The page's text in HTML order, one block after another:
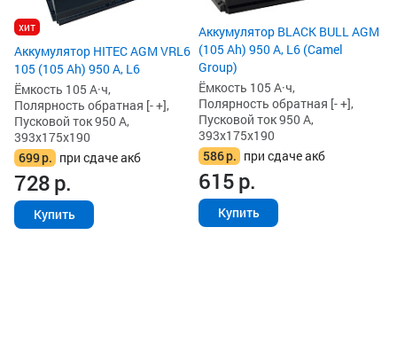
хит
Аккумулятор HITEC AGM VRL6
105 (105 Ah) 950 А, L6
Ёмкость 105 А·ч,
Полярность обратная [- +],
Пусковой ток 950 А,
393x175x190
699р. при сдаче акб
728р.
Купить
Аккумулятор BLACK BULL AGM
(105 Ah) 950 А, L6 (Camel
Group)
Ёмкость 105 А·ч,
Полярность обратная [- +],
Пусковой ток 950 А,
393x175x190
586р. при сдаче акб
615р.
Купить